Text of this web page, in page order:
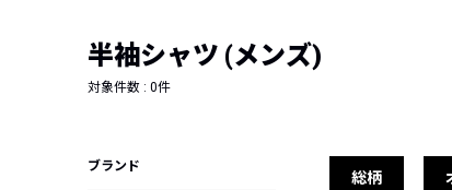
新着アイテム
編集部のおすすめアイテム
セール
半袖シャツ (メンズ)
対象件数 : 0件
ブランド
総柄